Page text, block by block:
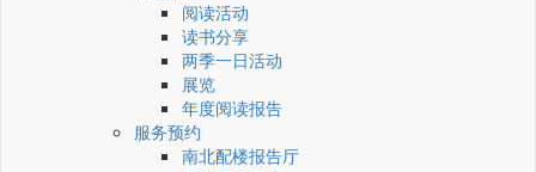
阅读活动
读书分享
两季一日活动
展览
年度阅读报告
服务预约
南北配楼报告厅